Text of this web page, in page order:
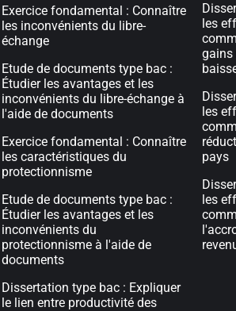
Exercice fondamental : Connaître
les inconvénients du libre-
échange
Etude de documents type bac :
Étudier les avantages et les
inconvénients du libre-échange à
l'aide de documents
Exercice fondamental : Connaître
les caractéristiques du
protectionnisme
Etude de documents type bac :
Étudier les avantages et les
inconvénients du
protectionnisme à l'aide de
documents
Dissertation type bac : Expliquer
le lien entre productivité des
les
gains
les
pays
les